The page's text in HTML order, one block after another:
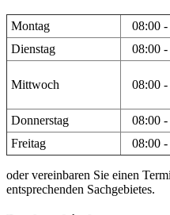
Montag 08:00
Dienstag
08:00
Mittwoch 08:00
Donnerstag 08:00
Freitag
08:00
oder vereinbaren Sie einen
entsprechenden Sachgebietes.